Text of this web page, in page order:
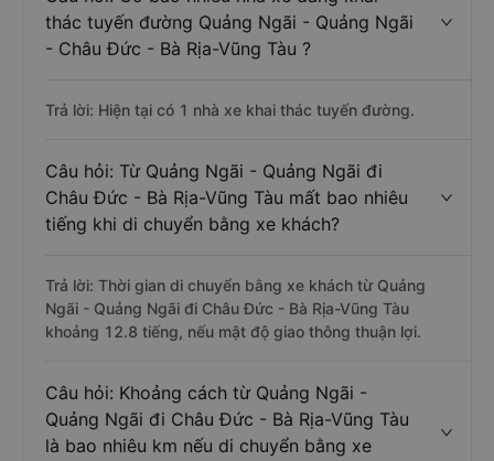
thác tuyến đường Quảng Ngãi - Quảng Ngãi
- Châu Đức - Bà Rịa-Vũng Tàu ?
Trả lời: Hiện tại có 1 nhà xe khai thác tuyến đường.
Câu hỏi: Từ Quảng Ngãi - Quảng Ngãi đi
Châu Đức - Bà Rịa-Vũng Tàu mất bao nhiêu
tiếng khi di chuyển bằng xe khách?
Trả lời: Thời gian di chuyển bằng xe khách từ Quảng
Ngãi - Quảng Ngãi đi Châu Đức - Bà Rịa-Vũng Tàu
khoảng 12.8 tiếng, nếu mật độ giao thông thuận lợi.
Câu hỏi: Khoảng cách từ Quảng Ngãi -
Quảng Ngãi đi Châu Đức - Bà Rịa-Vũng Tàu
là bao nhiêu km nếu di chuyển bằng xe